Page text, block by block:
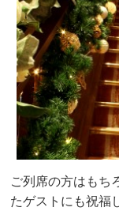
ご列席の方はもち
たゲストにも祝福